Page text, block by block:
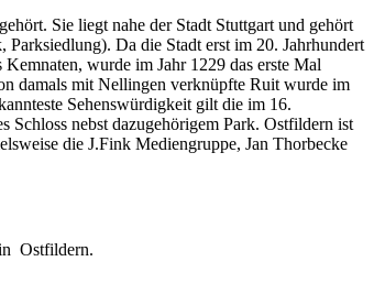
Sie liegt nahe der Stadt Stuttgart und gehört
Da die Stadt erst im 20. Jahrhundert
wurde im Jahr 1229 das erste Mal
damals mit Nellingen verknüpfte Ruit wurde im
Sehenswürdigkeit gilt die im 16.
Schloss nebst dazugehörigem Park. Ostfildern ist
die J.Fink Mediengruppe, Jan Thorbecke
Ostfildern.